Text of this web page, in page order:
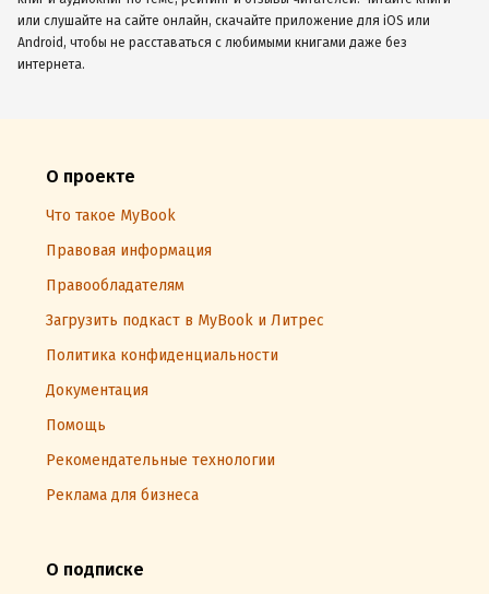
или слушайте на сайте онлайн, скачайте приложение для iOS или
Android, чтобы не расставаться с любимыми книгами даже без
интернета.
О проекте
Что такое MyBook
Правовая информация
Правообладателям
Загрузить подкаст в MyBook и Литрес
Политика конфиденциальности
Документация
Помощь
Рекомендательные технологии
Реклама для бизнеса
О подписке